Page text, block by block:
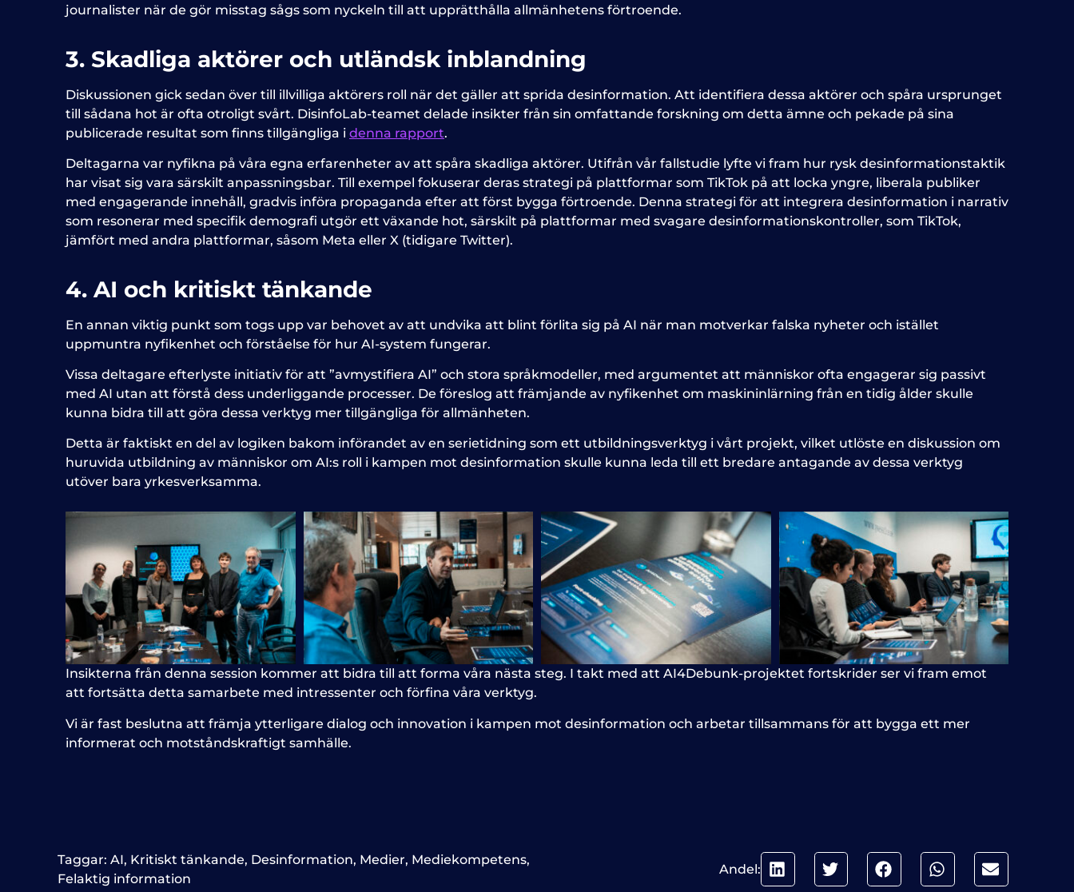
journalister när de gör misstag sågs som nyckeln till att upprätthålla allmänhetens förtroende.
3. Skadliga aktörer och utländsk inblandning
Diskussionen gick sedan över till illvilliga aktörers roll när det gäller att sprida desinformation. Att identifiera dessa aktörer och spåra ursprunget
till sådana hot är ofta otroligt svårt. DisinfoLab-teamet delade insikter från sin omfattande forskning om detta ämne och pekade på sina
publicerade resultat som finns tillgängliga i denna rapport.
Deltagarna var nyfikna på våra egna erfarenheter av att spåra skadliga aktörer. Utifrån vår fallstudie lyfte vi fram hur rysk desinformationstaktik
har visat sig vara särskilt anpassningsbar. Till exempel fokuserar deras strategi på plattformar som TikTok på att locka yngre, liberala publiker
med engagerande innehåll, gradvis införa propaganda efter att först bygga förtroende. Denna strategi för att integrera desinformation i narrativ
som resonerar med specifik demografi utgör ett växande hot, särskilt på plattformar med svagare desinformationskontroller, som TikTok,
jämfört med andra plattformar, såsom Meta eller X (tidigare Twitter).
4. AI och kritiskt tänkande
En annan viktig punkt som togs upp var behovet av att undvika att blint förlita sig på AI när man motverkar falska nyheter och istället
uppmuntra nyfikenhet och förståelse för hur AI-system fungerar.
Vissa deltagare efterlyste initiativ för att ”avmystifiera AI” och stora språkmodeller, med argumentet att människor ofta engagerar sig passivt
med AI utan att förstå dess underliggande processer. De föreslog att främjande av nyfikenhet om maskininlärning från en tidig ålder skulle
kunna bidra till att göra dessa verktyg mer tillgängliga för allmänheten.
Detta är faktiskt en del av logiken bakom införandet av en serietidning som ett utbildningsverktyg i vårt projekt, vilket utlöste en diskussion om
huruvida utbildning av människor om AI:s roll i kampen mot desinformation skulle kunna leda till ett bredare antagande av dessa verktyg
utöver bara yrkesverksamma.
Insikterna från denna session kommer att bidra till att forma våra nästa steg. I takt med att AI4Debunk-projektet fortskrider ser vi fram emot
att fortsätta detta samarbete med intressenter och förfina våra verktyg.
Vi är fast beslutna att främja ytterligare dialog och innovation i kampen mot desinformation och arbetar tillsammans för att bygga ett mer
informerat och motståndskraftigt samhälle.
Taggar: AI, Kritiskt tänkande, Desinformation, Medier, Mediekompetens,
Felaktig information
Andel: